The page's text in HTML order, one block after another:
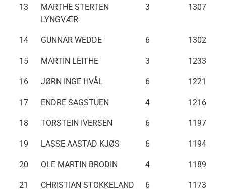
13
MARTHE STERTEN
LYNGVÆR
3 1307
14 GUNNAR WEDDE 6 1302
15 MARTIN LEITHE 3 1233
16 JØRN INGE HVÅL 6 1221
17 ENDRE SAGSTUEN 4 1216
18 TORSTEIN IVERSEN 6 1197
19 LASSE AASTAD KJØS 6 1194
20 OLE MARTIN BRODIN 4 1189
21 CHRISTIAN STOKKELAND 6 1173